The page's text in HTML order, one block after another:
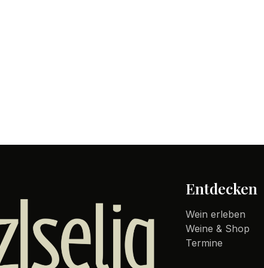
Entdecken
Wein erleben
Weine & Shop
Termine